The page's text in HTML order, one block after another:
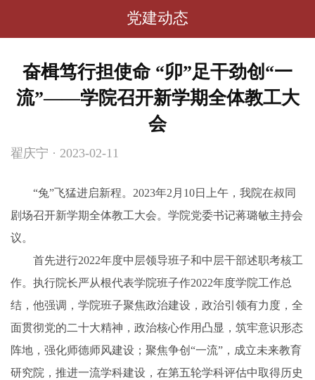
党建动态
奋楫笃行担使命 “卯”足干劲创“一
流”——学院召开新学期全体教工大
会
翟庆宁 · 2023-02-11
“兔”飞猛进启新程。 2023年2 月 10日上午， 我院在叔同
剧场召开新学期全体教工大会。学院党委书记蒋璐敏主持会
议。
首先进行2022年度中层领导班子和中层干部述职考核工
作。执行院长严从根代表学院班子作2022年度学院工作总
结，他强调，学院班子聚焦政治建设，政治引领有力度，全
面贯彻党的二十大精神，政治核心作用凸显，筑牢意识形态
阵地，强化师德师风建设；聚焦争创 “一流”，成立未来教育
研究院，推进一流学科建设，在第五轮学科评估中取得历史